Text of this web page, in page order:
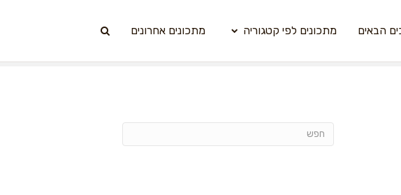
הבאים מתכונים לפי קטגוריה מתכונים אחרונים